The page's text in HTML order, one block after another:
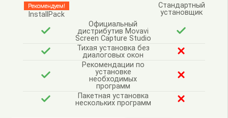
Рекомендуем!
InstallPack
Стандартный
установщик
Официальный
дистрибутив Movavi
Screen Capture Studio
Тихая установка без
диалоговых окон
Рекомендации по
установке
необходимых
программ
Пакетная установка
нескольких программ